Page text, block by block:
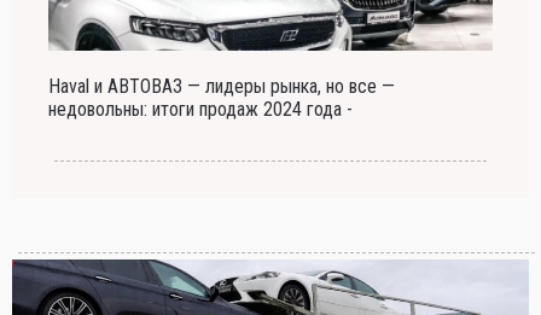
Haval и АВТОВАЗ — лидеры рынка, но все —
недовольны: итоги продаж 2024 года -